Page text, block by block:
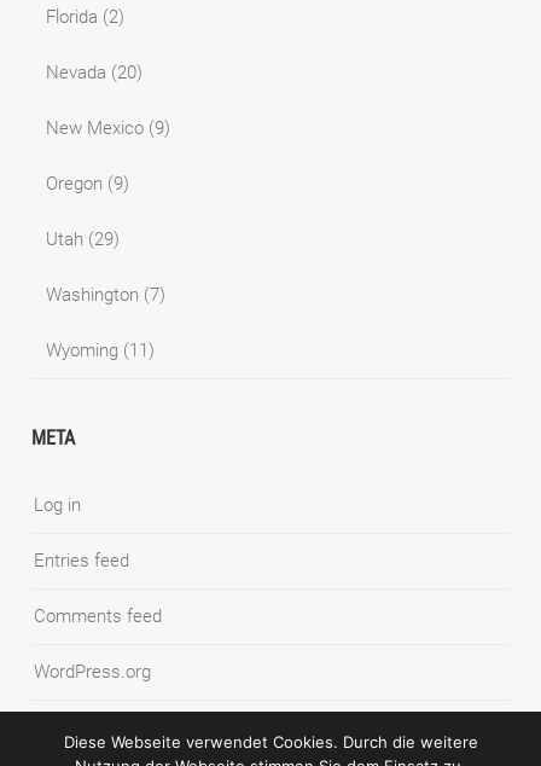
Florida (2)
Nevada (20)
New Mexico (9)
Oregon (9)
Utah (29)
Washington (7)
Wyoming (11)
META
Log in
Entries feed
Comments feed
WordPress.org
Diese Webseite verwendet Cookies. Durch die weitere